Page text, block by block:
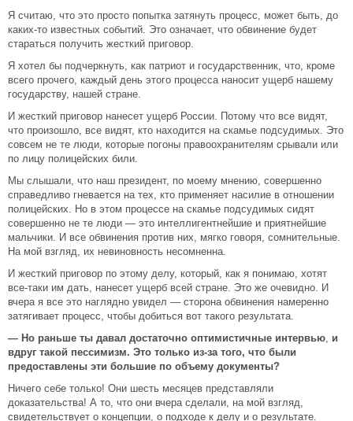
Я считаю, что это просто попытка затянуть процесс, может быть, до
каких-то известных событий. Это означает, что обвинение будет
стараться получить жесткий приговор.
Я хотел бы подчеркнуть, как патриот и государственник, что, кроме
всего прочего, каждый день этого процесса наносит ущерб нашему
государству, нашей стране.
И жесткий приговор нанесет ущерб России. Потому что все видят,
что произошло, все видят, кто находится на скамье подсудимых. Это
совсем не те люди, которые погоны правоохранителям срывали или
по лицу полицейских били.
Мы слышали, что наш президент, по моему мнению, совершенно
справедливо гневается на тех, кто применяет насилие в отношении
полицейских. Но в этом процессе на скамье подсудимых сидят
совершенно не те люди — это интеллигентнейшие и приятнейшие
мальчики. И все обвинения против них, мягко говоря, сомнительные.
На мой взгляд, их невиновность несомненна.
И жесткий приговор по этому делу, который, как я понимаю, хотят
все-таки им дать, нанесет ущерб всей стране. Это же очевидно. И
вчера я все это наглядно увидел — сторона обвинения намеренно
затягивает процесс, чтобы добиться вот такого результата.
— Но раньше ты давал достаточно оптимистичные интервью, и
вдруг такой пессимизм. Это только из-за того, что были
предоставлены эти большие по объему документы?
Ничего себе только! Они шесть месяцев представляли
доказательства! А то, что они вчера сделали, на мой взгляд,
свидетельствует о концепции, о подходе к делу и о результате.